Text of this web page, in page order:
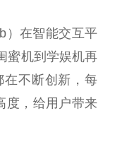
）在智能交互平
蜜机到学娱机再
在不断创新，每
度，给用户带来